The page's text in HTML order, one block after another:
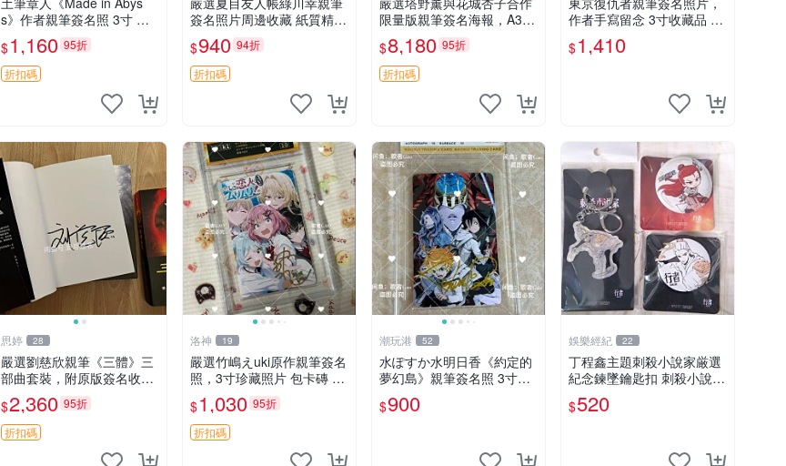
s》作者親筆簽名照 3寸 網
拍美照 收藏佳品 周邊紀念
土筆章人 Made in Abyss 規
定照 簽名收藏周邊 土
$1,160 95折
折扣碼
簽名照片周邊收藏 紙質精良
卡磚附送 夏目友人帳 綠川
幸 簽名照
$940 94折
折扣碼
限量版親筆簽名海報，A3尺
寸30×42適合珍藏。每幅照
片均附原裝面 Signed A3 Si
gned Photo 30x42收藏
$8,180 95折
折扣碼
作者手寫留念 3寸收藏品 面
簽珍藏 東京裡ベンジャーズ
畫家原創 約3x5.5cm 簽名版
$1,410
思婷 28
嚴選劉慈欣親筆《三體》三
部曲套裝，附原版簽名收藏
版 三體 規格完整 網拍無疑
真品 收藏推薦 《三體》全
系列親筆簽名版 電影原著珍
藏必備 劉慈欣 《三體》
$2,360 95折
折扣碼
洛神 19
嚴選竹嶋えuki原作親筆簽名
照，3寸珍藏照片 包卡磚 原
版周邊 周圍 簽名 照片
$1,030 95折
折扣碼
潮玩港 52
水ぽすか水明日香《約定的
夢幻島》親筆簽名照 3寸周
邊照片 簽名真跡 約束のネ
バーランド 周邊 照片收藏
$900
娛樂經紀 22
丁程鑫主題刺殺小說家厳選
紀念鍊墜鑰匙扣 刺殺小說家
丁程鑫 鍊墜
$520